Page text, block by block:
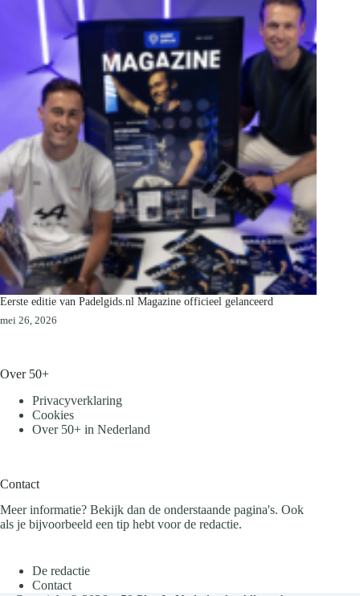
Eerste editie van Padelgids.nl Magazine officieel gelanceerd
mei 26, 2026
Over 50+
Privacyverklaring
Cookies
Over 50+ in Nederland
Contact
Meer informatie? Bekijk dan de onderstaande pagina's. Ook
als je bijvoorbeeld een tip hebt voor de redactie.
De redactie
Contact